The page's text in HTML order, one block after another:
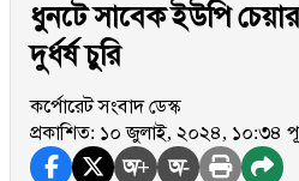
ধুনটে সাবেক ইউপি
দুর্ধর্ষ চুরি
কর্পোরেট সংবাদ ডেস্ক
প্রকাশিত: ১০ জুলাই, ২০২৪, ১০:৩৪
অ+ অ-